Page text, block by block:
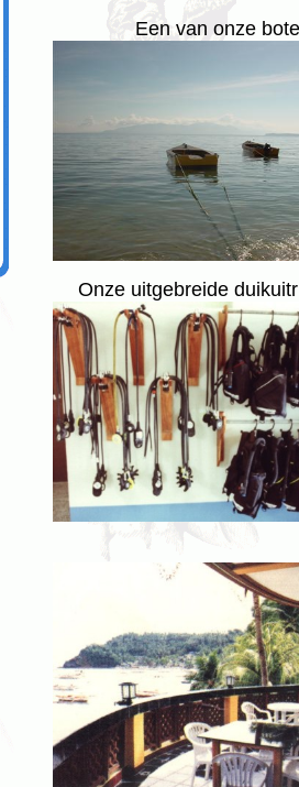
Een van onze
Onze uitgebreide